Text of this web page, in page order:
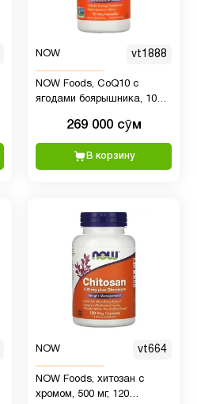
NOW vt1888
NOW Foods, CoQ10 с
ягодами боярышника, 100
269 000 сӯм
В корзину
NOW vt664
NOW Foods, хитозан с
хромом, 500 мг, 120